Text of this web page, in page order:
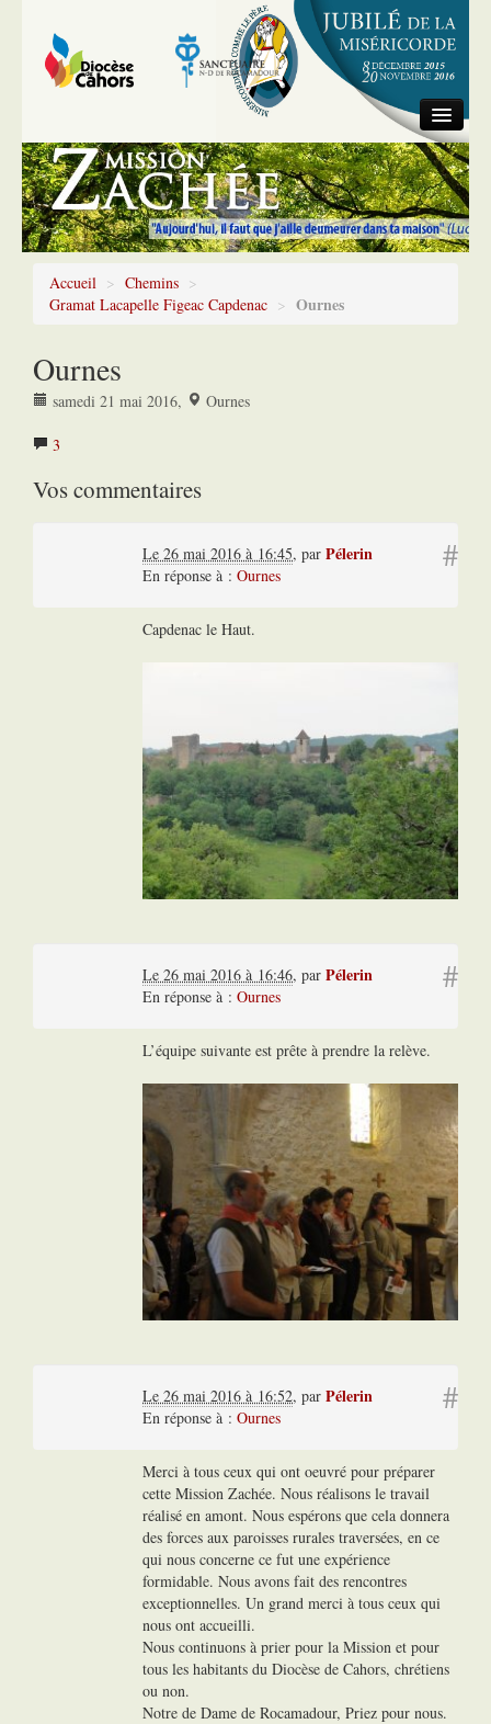
Accueil
Information générale
Chemins
Accueil > Chemins >
Gramat Lacapelle Figeac Capdenac > Ournes
Ournes
samedi 21 mai 2016, Ournes
3
Vos commentaires
#
Le 26 mai 2016 à 16:45, par Pélerin
En réponse à : Ournes
Capdenac le Haut.
#
Le 26 mai 2016 à 16:46, par Pélerin
En réponse à : Ournes
L’équipe suivante est prête à prendre la relève.
#
Le 26 mai 2016 à 16:52, par Pélerin
En réponse à : Ournes
Merci à tous ceux qui ont oeuvré pour préparer
cette Mission Zachée. Nous réalisons le travail
réalisé en amont. Nous espérons que cela donnera
des forces aux paroisses rurales traversées, en ce
qui nous concerne ce fut une expérience
formidable. Nous avons fait des rencontres
exceptionnelles. Un grand merci à tous ceux qui
nous ont accueilli.
Nous continuons à prier pour la Mission et pour
tous les habitants du Diocèse de Cahors, chrétiens
ou non.
Notre de Dame de Rocamadour, Priez pour nous.